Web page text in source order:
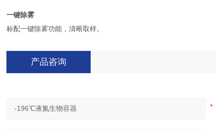
一键除雾
标配一键除雾功能，清晰取样。
产品咨询